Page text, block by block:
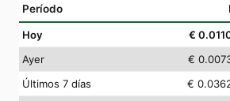
Período
Hoy €
Ayer
€
Últimos 7 días
€